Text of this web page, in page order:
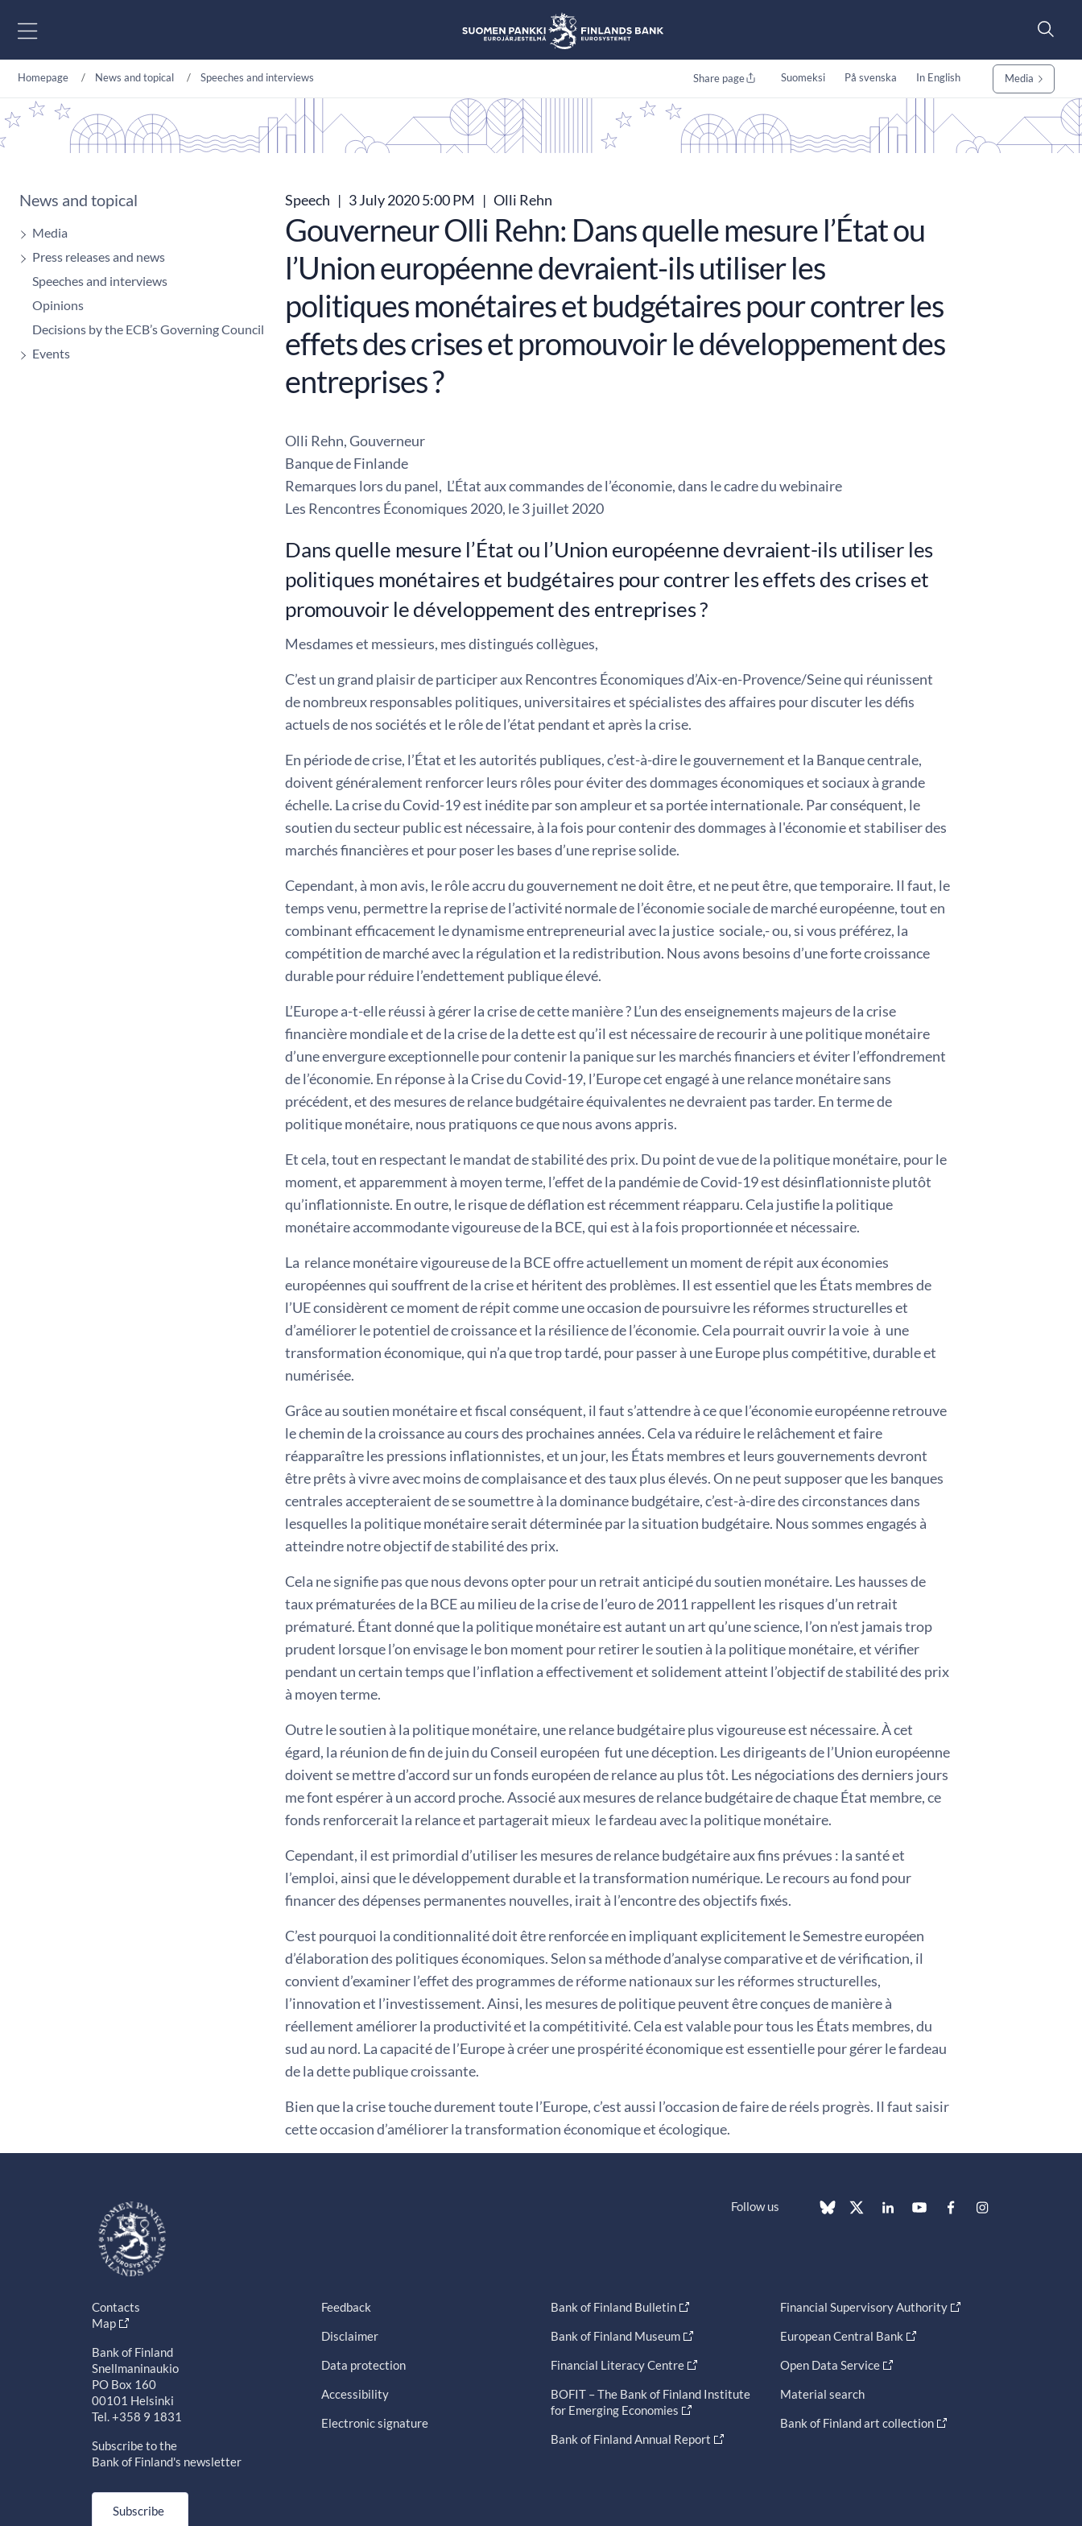
Homepage News and topical Speeches and interviews Share page Suomeksi På svenska In English Media
News and topical
Media
Press releases and news
Speeches and interviews
Opinions
Decisions by the ECB’s Governing Council
Events
Speech | 3 July 2020 5:00 PM | Olli Rehn
Gouverneur Olli Rehn: Dans quelle mesure l’État ou
l’Union européenne devraient-ils utiliser les
politiques monétaires et budgétaires pour contrer les
effets des crises et promouvoir le développement des
entreprises ?
Olli Rehn, Gouverneur
Banque de Finlande
Remarques lors du panel, L’État aux commandes de l’économie, dans le cadre du webinaire
Les Rencontres Économiques 2020, le 3 juillet 2020
Dans quelle mesure l’État ou l’Union européenne devraient-ils utiliser les
politiques monétaires et budgétaires pour contrer les effets des crises et
promouvoir le développement des entreprises ?
Mesdames et messieurs, mes distingués collègues,
C’est un grand plaisir de participer aux Rencontres Économiques d’Aix-en-Provence/Seine qui réunissent
de nombreux responsables politiques, universitaires et spécialistes des affaires pour discuter les défis
actuels de nos sociétés et le rôle de l’état pendant et après la crise.
En période de crise, l’État et les autorités publiques, c’est-à-dire le gouvernement et la Banque centrale,
doivent généralement renforcer leurs rôles pour éviter des dommages économiques et sociaux à grande
échelle. La crise du Covid-19 est inédite par son ampleur et sa portée internationale. Par conséquent, le
soutien du secteur public est nécessaire, à la fois pour contenir des dommages à l'économie et stabiliser des
marchés financières et pour poser les bases d’une reprise solide.
Cependant, à mon avis, le rôle accru du gouvernement ne doit être, et ne peut être, que temporaire. Il faut, le
temps venu, permettre la reprise de l’activité normale de l’économie sociale de marché européenne, tout en
combinant efficacement le dynamisme entrepreneurial avec la justice sociale,- ou, si vous préférez, la
compétition de marché avec la régulation et la redistribution. Nous avons besoins d’une forte croissance
durable pour réduire l’endettement publique élevé.
L’Europe a-t-elle réussi à gérer la crise de cette manière ? L’un des enseignements majeurs de la crise
financière mondiale et de la crise de la dette est qu’il est nécessaire de recourir à une politique monétaire
d’une envergure exceptionnelle pour contenir la panique sur les marchés financiers et éviter l’effondrement
de l’économie. En réponse à la Crise du Covid-19, l’Europe cet engagé à une relance monétaire sans
précédent, et des mesures de relance budgétaire équivalentes ne devraient pas tarder. En terme de
politique monétaire, nous pratiquons ce que nous avons appris.
Et cela, tout en respectant le mandat de stabilité des prix. Du point de vue de la politique monétaire, pour le
moment, et apparemment à moyen terme, l’effet de la pandémie de Covid-19 est désinflationniste plutôt
qu’inflationniste. En outre, le risque de déflation est récemment réapparu. Cela justifie la politique
monétaire accommodante vigoureuse de la BCE, qui est à la fois proportionnée et nécessaire.
La relance monétaire vigoureuse de la BCE offre actuellement un moment de répit aux économies
européennes qui souffrent de la crise et héritent des problèmes. Il est essentiel que les États membres de
l’UE considèrent ce moment de répit comme une occasion de poursuivre les réformes structurelles et
d’améliorer le potentiel de croissance et la résilience de l’économie. Cela pourrait ouvrir la voie à une
transformation économique, qui n’a que trop tardé, pour passer à une Europe plus compétitive, durable et
numérisée.
Grâce au soutien monétaire et fiscal conséquent, il faut s’attendre à ce que l’économie européenne retrouve
le chemin de la croissance au cours des prochaines années. Cela va réduire le relâchement et faire
réapparaître les pressions inflationnistes, et un jour, les États membres et leurs gouvernements devront
être prêts à vivre avec moins de complaisance et des taux plus élevés. On ne peut supposer que les banques
centrales accepteraient de se soumettre à la dominance budgétaire, c’est-à-dire des circonstances dans
lesquelles la politique monétaire serait déterminée par la situation budgétaire. Nous sommes engagés à
atteindre notre objectif de stabilité des prix.
Cela ne signifie pas que nous devons opter pour un retrait anticipé du soutien monétaire. Les hausses de
taux prématurées de la BCE au milieu de la crise de l’euro de 2011 rappellent les risques d’un retrait
prématuré. Étant donné que la politique monétaire est autant un art qu’une science, l’on n’est jamais trop
prudent lorsque l’on envisage le bon moment pour retirer le soutien à la politique monétaire, et vérifier
pendant un certain temps que l’inflation a effectivement et solidement atteint l’objectif de stabilité des prix
à moyen terme.
Outre le soutien à la politique monétaire, une relance budgétaire plus vigoureuse est nécessaire. À cet
égard, la réunion de fin de juin du Conseil européen fut une déception. Les dirigeants de l’Union européenne
doivent se mettre d’accord sur un fonds européen de relance au plus tôt. Les négociations des derniers jours
me font espérer à un accord proche. Associé aux mesures de relance budgétaire de chaque État membre, ce
fonds renforcerait la relance et partagerait mieux le fardeau avec la politique monétaire.
Cependant, il est primordial d’utiliser les mesures de relance budgétaire aux fins prévues : la santé et
l’emploi, ainsi que le développement durable et la transformation numérique. Le recours au fond pour
financer des dépenses permanentes nouvelles, irait à l’encontre des objectifs fixés.
C’est pourquoi la conditionnalité doit être renforcée en impliquant explicitement le Semestre européen
d’élaboration des politiques économiques. Selon sa méthode d’analyse comparative et de vérification, il
convient d’examiner l’effet des programmes de réforme nationaux sur les réformes structurelles,
l’innovation et l’investissement. Ainsi, les mesures de politique peuvent être conçues de manière à
réellement améliorer la productivité et la compétitivité. Cela est valable pour tous les États membres, du
sud au nord. La capacité de l’Europe à créer une prospérité économique est essentielle pour gérer le fardeau
de la dette publique croissante.
Bien que la crise touche durement toute l’Europe, c’est aussi l’occasion de faire de réels progrès. Il faut saisir
cette occasion d’améliorer la transformation économique et écologique.
Follow us
Contacts
Map
Bank of Finland
Snellmaninaukio
PO Box 160
00101 Helsinki
Tel. +358 9 1831
Subscribe to the
Bank of Finland's newsletter
Subscribe
Feedback
Disclaimer
Data protection
Accessibility
Electronic signature
Bank of Finland Bulletin
Bank of Finland Museum
Financial Literacy Centre
BOFIT – The Bank of Finland Institute
for Emerging Economies
Bank of Finland Annual Report
Financial Supervisory Authority
European Central Bank
Open Data Service
Material search
Bank of Finland art collection